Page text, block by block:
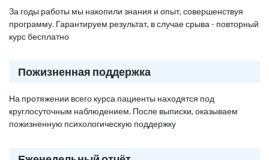
За годы работы мы накопили знания и опыт, совершенствуя
программу. Гарантируем результат, в случае срыва - повторный
курс бесплатно
Пожизненная поддержка
На протяжении всего курса пациенты находятся под
круглосуточным наблюдением. После выписки, оказываем
пожизненную психологическую поддержку